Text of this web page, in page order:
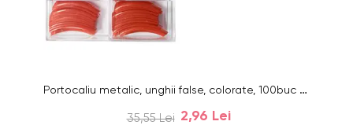
Portocaliu metalic, unghii false, colorate, 100buc - nr.1 - 10
35,55 Lei 2,96 Lei